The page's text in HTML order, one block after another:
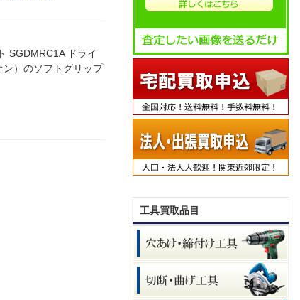
SGDMRC1A ドライ
）のソフトグリップ
工具買取品目